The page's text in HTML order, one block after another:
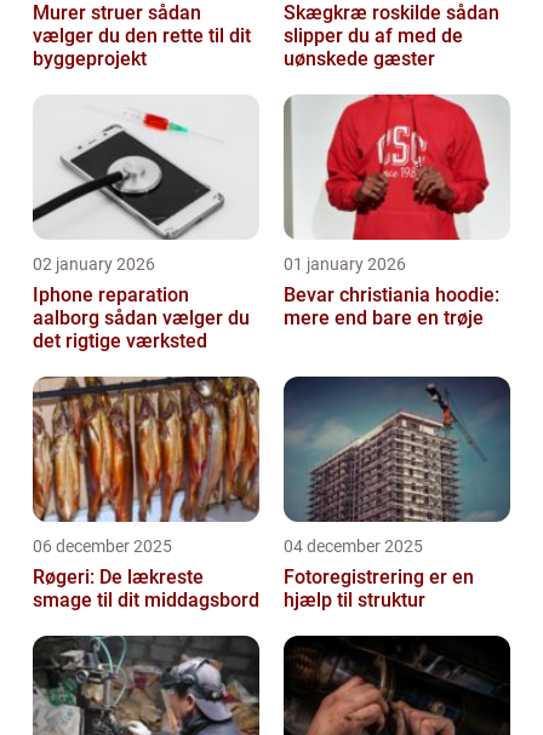
Murer struer sådan
vælger du den rette til dit
byggeprojekt
Skægkræ roskilde sådan
slipper du af med de
uønskede gæster
02 january 2026
Iphone reparation
aalborg sådan vælger du
det rigtige værksted
01 january 2026
Bevar christiania hoodie:
mere end bare en trøje
06 december 2025
Røgeri: De lækreste
smage til dit middagsbord
04 december 2025
Fotoregistrering er en
hjælp til struktur